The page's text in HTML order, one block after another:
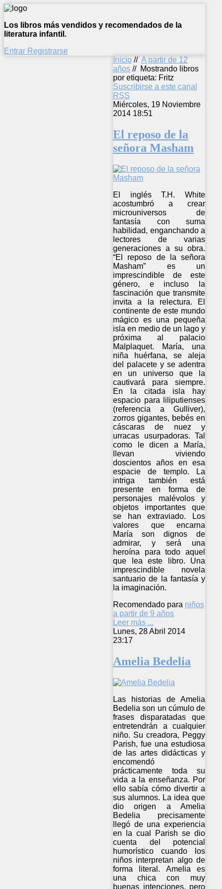
Los libros más vendidos y recomendados de la
literatura infantil.
Entrar Registrarse
Inicio // A partir de 12
años // Mostrando libros
por etiqueta: Fritz
Suscribirse a este canal
RSS
Miércoles, 19 Noviembre
2014 18:51
El reposo de la
señora Masham
El inglés T.H. White
acostumbró a crear
microuniversos de
fantasía con suma
habilidad, enganchando a
lectores de varias
generaciones a su obra.
“El reposo de la señora
Masham” es un
imprescindible de este
género, e incluso la
fascinación que transmite
invita a la relectura. El
continente de este mundo
mágico es una pequeña
isla en medio de un lago y
próxima al palacio
Malplaquet. María, una
niña huérfana, se aleja
del palacete y se adentra
en un universo que la
cautivará para siempre.
En la citada isla hay
espacio para liliputienses
(referencia a Gulliver),
zorros gigantes, bebés en
cáscaras de nuez y
urracas usurpadoras. Tal
como le dicen a María,
llevan viviendo
doscientos años en esa
espacie de templo. La
intriga también está
presente en forma de
personajes malévolos y
objetos importantes que
se han extraviado. Los
valores que encarna
María son dignos de
admirar, y será una
heroína para todo aquel
que lea este libro. Una
imprescindible novela
santuario de la fantasía y
la imaginación.
Recomendado para niños
a partir de 9 años
Leer más ...
Lunes, 28 Abril 2014
23:17
Amelia Bedelia
Las historias de Amelia
Bedelia son un cúmulo de
frases disparatadas que
entretendrán a cualquier
niño. Su creadora, Peggy
Parish, fue una estudiosa
de las artes didácticas y
encomendó
prácticamente toda su
vida a la enseñanza. Por
ello sabía cómo divertir a
sus alumnos. La idea que
dio origen a Amelia
Bedelia precisamente
llegó de una experiencia
en la cual Parish se dio
cuenta del potencial
humorístico cuando los
niños interpretan algo de
forma literal. Amelia es
una chica con muy
buenas intenciones, pero